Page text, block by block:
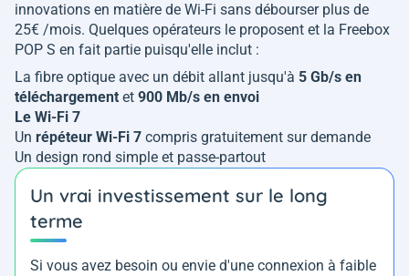
innovations en matière de Wi-Fi sans débourser plus de
25€ /mois. Quelques opérateurs le proposent et la Freebox
POP S en fait partie puisqu'elle inclut :
La fibre optique avec un débit allant jusqu'à 5 Gb/s en
téléchargement et 900 Mb/s en envoi
Le Wi-Fi 7
Un répéteur Wi-Fi 7 compris gratuitement sur demande
Un design rond simple et passe-partout
Un vrai investissement sur le long
terme
Si vous avez besoin ou envie d'une connexion à faible